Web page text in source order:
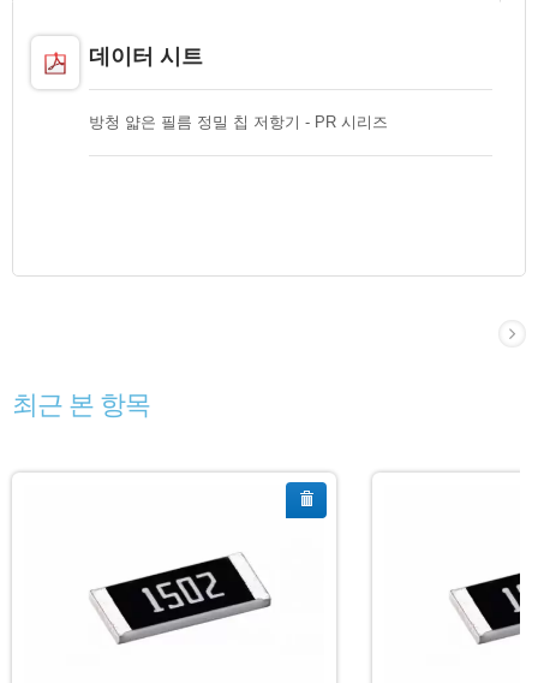
데이터 시트
방청 얇은 필름 정밀 칩 저항기 - PR 시리즈
최근 본 항목